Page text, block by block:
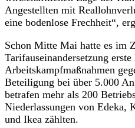
Angestellten mit
eine bodenlose Frechheit“,
Schon Mitte Mai hatte es im
Tarifauseinandersetzung
Arbeitskampfmaßnahmen
Beteiligung bei über 5.000
betrafen mehr als 200
Niederlassungen von
und Ikea zählten.